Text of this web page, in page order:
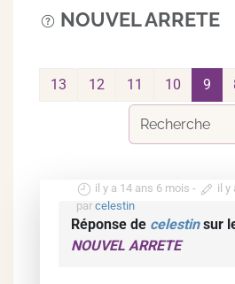
NOUVEL ARRETE
9
10
11
12
13
il y a 14 ans 6 mois - il y
par celestin
Réponse de celestinsur
NOUVEL ARRETE